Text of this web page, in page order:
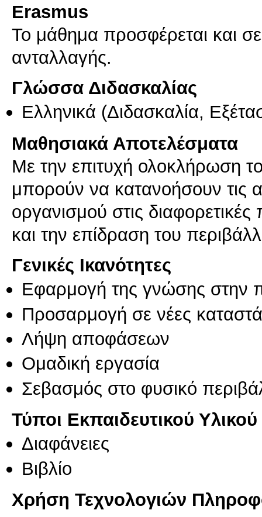
Erasmus
Το μάθημα προσφέρεται και
ανταλλαγής.
Γλώσσα Διδασκαλίας
Ελληνικά (Διδασκαλία,
Μαθησιακά Αποτελέσματα
Με την επιτυχή ολοκλήρωση
μπορούν να κατανοήσουν τις
οργανισμού στις
και την επίδραση του
Γενικές Ικανότητες
Εφαρμογή της γνώσης στην
Προσαρμογή σε νέες
Λήψη αποφάσεων
Ομαδική εργασία
Σεβασμός στο φυσικό
Τύποι Εκπαιδευτικού Υλικού
Διαφάνειες
Βιβλίο
Χρήση Τεχνολογιών